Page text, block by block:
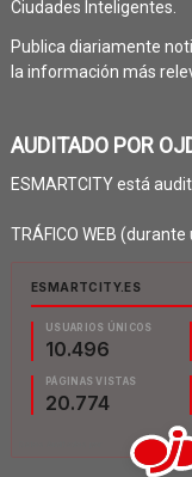
Ciudades Inteligentes.
Publica diariamente
la información más
AUDITADO POR
ESMARTCITY está
TRÁFICO WEB